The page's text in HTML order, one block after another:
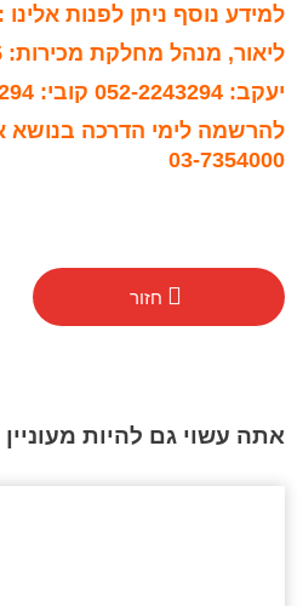
למידע נוסף ניתן לפנות אלינו :
ליאור, מנהל מחלקת מכירות: 052-5940565
יעקב: 052-2243294 קובי: 052-2243294
להרשמה לימי הדרכה בנושא
03-7354000
חזור
אתה עשוי גם להיות